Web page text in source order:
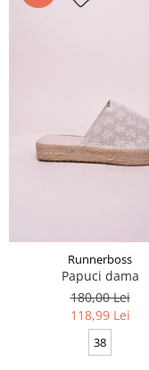
Runnerboss
Papuci dama
180,00 Lei
118,99 Lei
38